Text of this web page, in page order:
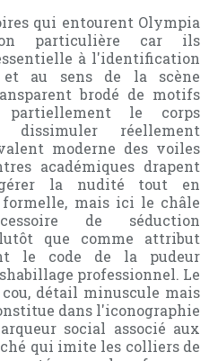
qui entourent Olympia
particulière car ils
à l'identification
et au sens de la scène
brodé de motifs
le corps
réellement
moderne des voiles
académiques drapent
la nudité tout en
formelle, mais ici le châle
de séduction
que comme attribut
le code de la pudeur
professionnel. Le
détail minuscule mais
dans l'iconographie
social associé aux
qui imite les colliers de